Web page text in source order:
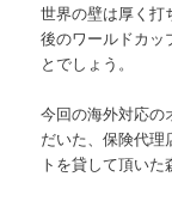
世界の壁は厚く打
後のワールドカッ
とでしょう。
今回の海外対応の
だいた、保険代理
トを貸して頂いた